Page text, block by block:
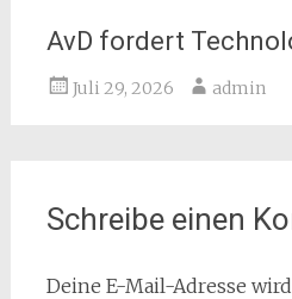
AvD fordert
Juli 29, 2026 admin
Schreibe einen
Deine E-Mail-Adresse